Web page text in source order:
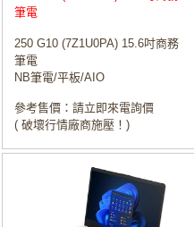
筆電
250 G10 (7Z1U0PA) 15.6吋商務
筆電
NB筆電/平板/AIO
參考售價：請立即來電詢價
( 破壞行情廠商施壓！)